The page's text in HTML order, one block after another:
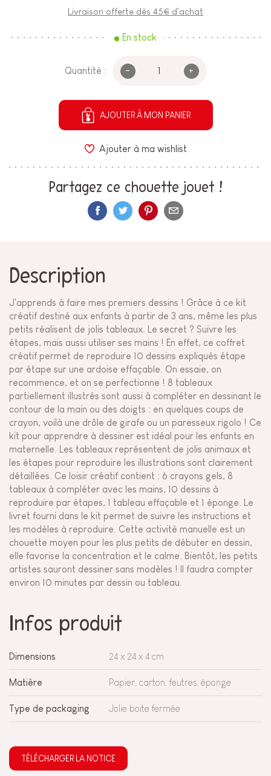
Livraison offerte dès 45€ d'achat
En stock
Quantité : - +
AJOUTER À MON PANIER
Ajouter à ma wishlist
Partagez ce chouette jouet !
Description
J'apprends à faire mes premiers dessins ! Grâce à ce kit
créatif destiné aux enfants à partir de 3 ans, même les plus
petits réalisent de jolis tableaux. Le secret ? Suivre les
étapes, mais aussi utiliser ses mains ! En effet, ce coffret
créatif permet de reproduire 10 dessins expliqués étape
par étape sur une ardoise effaçable. On essaie, on
recommence, et on se perfectionne ! 8 tableaux
partiellement illustrés sont aussi à compléter en dessinant le
contour de la main ou des doigts : en quelques coups de
crayon, voilà une drôle de girafe ou un paresseux rigolo ! Ce
kit pour apprendre à dessiner est idéal pour les enfants en
maternelle. Les tableaux représentent de jolis animaux et
les étapes pour reproduire les illustrations sont clairement
détaillées. Ce loisir créatif contient : 6 crayons gels, 8
tableaux à compléter avec les mains, 10 dessins à
reproduire par étapes, 1 tableau effaçable et 1 éponge. Le
livret fourni dans le kit permet de suivre les instructions et
les modèles à reproduire. Cette activité manuelle est un
chouette moyen pour les plus petits de débuter en dessin,
elle favorise la concentration et le calme. Bientôt, les petits
artistes sauront dessiner sans modèles ! Il faudra compter
environ 10 minutes par dessin ou tableau.
Infos produit
Dimensions 24 x 24 x 4 cm
Matière Papier, carton, feutres, éponge
Type de packaging Jolie boite fermée
TÉLÉCHARGER LA NOTICE